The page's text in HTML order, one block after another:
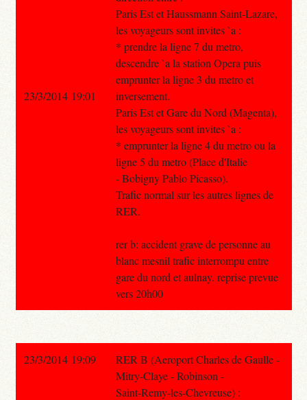
Paris Est et Haussmann Saint-Lazare,
les voyageurs sont invites `a :
* prendre la ligne 7 du metro,
descendre `a la station Opera puis
emprunter la ligne 3 du metro et
inversement.
Paris Est et Gare du Nord (Magenta),
les voyageurs sont invites `a :
* emprunter la ligne 4 du metro ou la
ligne 5 du metro (Place d'Italie
- Bobigny Pablo Picasso).
Trafic normal sur les autres lignes de
RER.
rer b: accident grave de personne au
blanc mesnil trafic interrompu entre
gare du nord et aulnay. reprise prevue
vers 20h00
23/3/2014 19:01
23/3/2014 19:09
RER B (Aeroport Charles de Gaulle -
Mitry-Claye - Robinson -
Saint-Remy-les-Chevreuse) :